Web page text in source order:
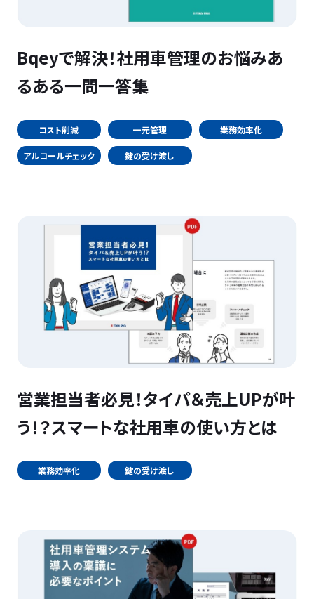
Bqeyで解決！社用車管理のお悩みあ
るある一問一答集
コスト削減 一元管理 業務効率化
アルコールチェック 鍵の受け渡し
営業担当者必見！タイパ＆売上UPが叶
う！？スマートな社用車の使い方とは
業務効率化 鍵の受け渡し